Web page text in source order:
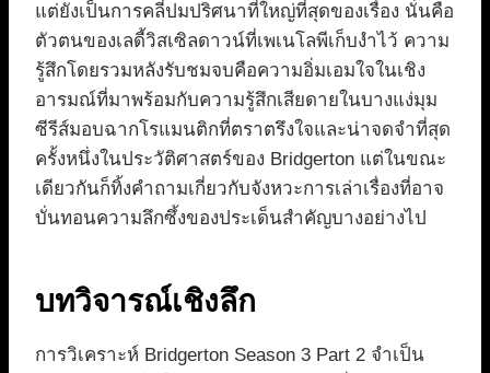
แต่ยังเป็นการคลี่ปมปริศนาที่ใหญ่ที่สุดของเรื่อง นั่นคือ
ตัวตนของเลดี้วิสเซิลดาวน์ที่เพเนโลพีเก็บงำไว้ ความ
รู้สึกโดยรวมหลังรับชมจบคือความอิ่มเอมใจในเชิง
อารมณ์ที่มาพร้อมกับความรู้สึกเสียดายในบางแง่มุม
ซีรีส์มอบฉากโรแมนติกที่ตราตรึงใจและน่าจดจำที่สุด
ครั้งหนึ่งในประวัติศาสตร์ของ Bridgerton แต่ในขณะ
เดียวกันก็ทิ้งคำถามเกี่ยวกับจังหวะการเล่าเรื่องที่อาจ
บั่นทอนความลึกซึ้งของประเด็นสำคัญบางอย่างไป
บทวิจารณ์เชิงลึก
การวิเคราะห์ Bridgerton Season 3 Part 2 จำเป็น